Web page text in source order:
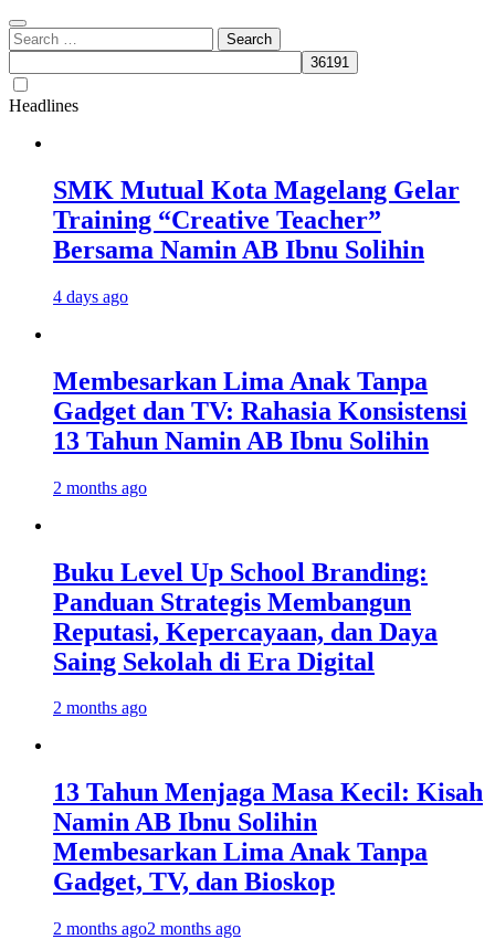
Search
for:
Headlines
SMK Mutual Kota Magelang Gelar
Training “Creative Teacher”
Bersama Namin AB Ibnu Solihin
4 days ago
Membesarkan Lima Anak Tanpa
Gadget dan TV: Rahasia Konsistensi
13 Tahun Namin AB Ibnu Solihin
2 months ago
Buku Level Up School Branding:
Panduan Strategis Membangun
Reputasi, Kepercayaan, dan Daya
Saing Sekolah di Era Digital
2 months ago
13 Tahun Menjaga Masa Kecil: Kisah
Namin AB Ibnu Solihin
Membesarkan Lima Anak Tanpa
Gadget, TV, dan Bioskop
2 months ago2 months ago